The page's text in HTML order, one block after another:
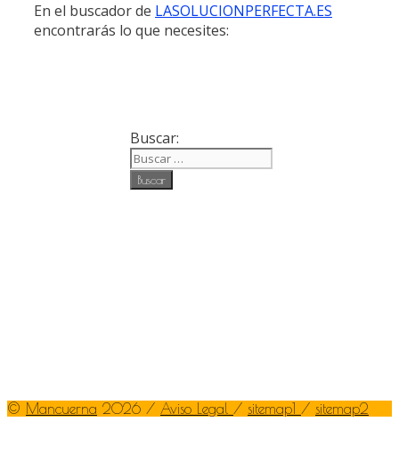
En el buscador de LASOLUCIONPERFECTA.ES
encontrarás lo que necesites:
Buscar:
© Mancuerna 2026 / Aviso Legal / sitemap1 / sitemap2